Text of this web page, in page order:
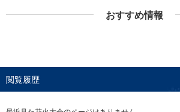
おすすめ情報
閲覧履歴